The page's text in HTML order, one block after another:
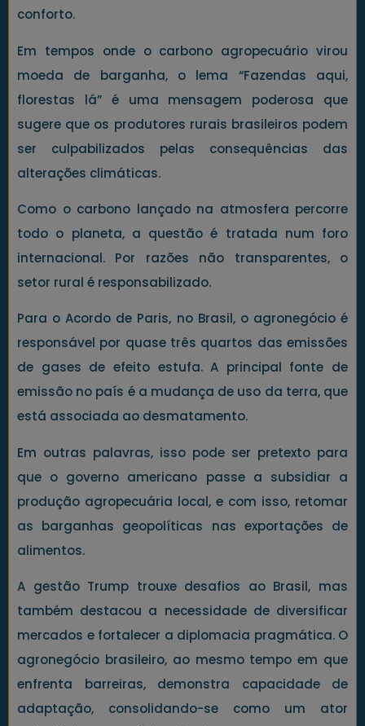
conforto.
Em tempos onde o carbono agropecuário virou
moeda de barganha, o lema “Fazendas aqui,
florestas lá” é uma mensagem poderosa que
sugere que os produtores rurais brasileiros podem
ser culpabilizados pelas consequências das
alterações climáticas.
Como o carbono lançado na atmosfera percorre
todo o planeta, a questão é tratada num foro
internacional. Por razões não transparentes, o
setor rural é responsabilizado.
Para o Acordo de Paris, no Brasil, o agronegócio é
responsável por quase três quartos das emissões
de gases de efeito estufa. A principal fonte de
emissão no país é a mudança de uso da terra, que
está associada ao desmatamento.
Em outras palavras, isso pode ser pretexto para
que o governo americano passe a subsidiar a
produção agropecuária local, e com isso, retomar
as barganhas geopolíticas nas exportações de
alimentos.
A gestão Trump trouxe desafios ao Brasil, mas
também destacou a necessidade de diversificar
mercados e fortalecer a diplomacia pragmática. O
agronegócio brasileiro, ao mesmo tempo em que
enfrenta barreiras, demonstra capacidade de
adaptação, consolidando-se como um ator